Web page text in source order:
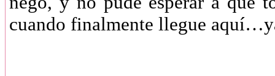
cuando finalmente llegue